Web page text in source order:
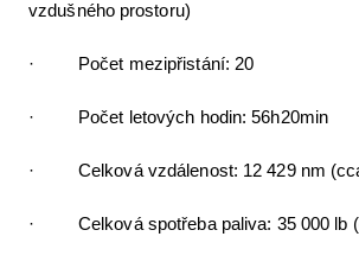
vzdušného prostoru)
· Počet mezipřistání: 20
· Počet letových hodin: 56h20min
· Celková vzdálenost: 12 429 nm
· Celková spotřeba paliva: 35 000 lb